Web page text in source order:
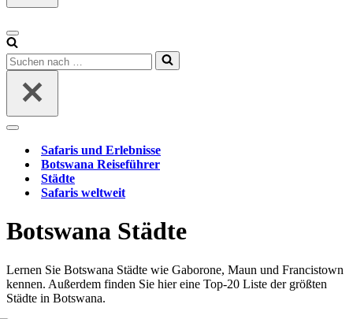
Navigationsmenü
Suchen
nach …
Navigationsmenü
Safaris und Erlebnisse
Botswana Reiseführer
Städte
Safaris weltweit
Botswana Städte
Lernen Sie Botswana Städte wie Gaborone, Maun und Francistown
kennen. Außerdem finden Sie hier eine Top-20 Liste der größten
Städte in Botswana.